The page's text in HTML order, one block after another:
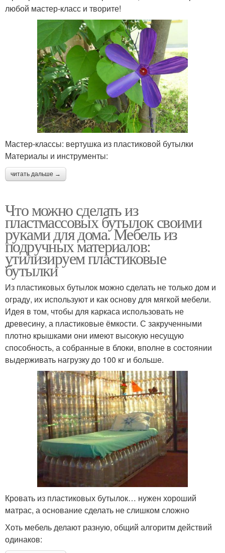
любой мастер-класс и творите!
Мастер-классы: вертушка из пластиковой бутылки
Материалы и инструменты:
читать дальше →
Что можно сделать из
пластмассовых бутылок своими
руками для дома. Мебель из
подручных материалов:
утилизируем пластиковые
бутылки
Из пластиковых бутылок можно сделать не только дом и
ограду, их используют и как основу для мягкой мебели.
Идея в том, чтобы для каркаса использовать не
древесину, а пластиковые ёмкости. С закрученными
плотно крышками они имеют высокую несущую
способность, а собранные в блоки, вполне в состоянии
выдерживать нагрузку до 100 кг и больше.
Кровать из пластиковых бутылок… нужен хороший
матрас, а основание сделать не слишком сложно
Хоть мебель делают разную, общий алгоритм действий
одинаков: